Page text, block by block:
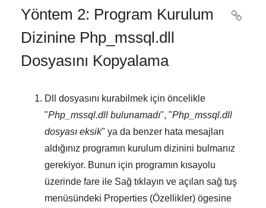
Yöntem 2: Program Kurulum
Dizinine Php_mssql.dll
Dosyasını Kopyalama

Dll dosyasını kurabilmek için öncelikle
"Php_mssql.dll bulunamadı", "Php_mssql.dll
dosyası eksik" ya da benzer hata mesajları
aldığınız programın kurulum dizinini bulmanız
gerekiyor. Bunun için programın kısayolu
üzerinde fare ile Sağ tıklayın ve açılan sağ tuş
menüsündeki Properties (Özellikler) ögesine